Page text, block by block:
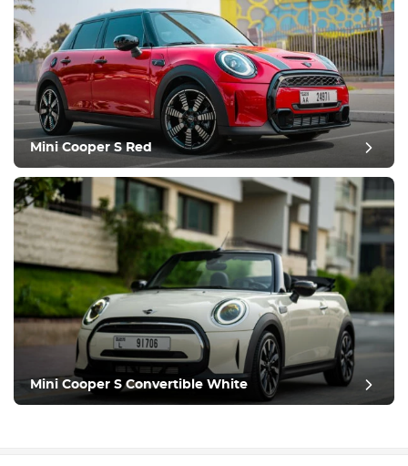
Mini Cooper S Red
Mini Cooper S Convertible White